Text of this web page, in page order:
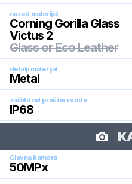
nazad materijal
Corning Gorilla Glass
Victus 2
Glass or Eco Leather
detalji materijal
Metal
zaštita od prašine i vode
IP68
Glavna kamera
50MPx